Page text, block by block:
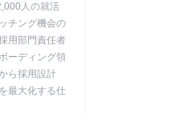
人の就活
チング機会の
用部門責任者
ーディング領
ら採用設計
最大化する仕